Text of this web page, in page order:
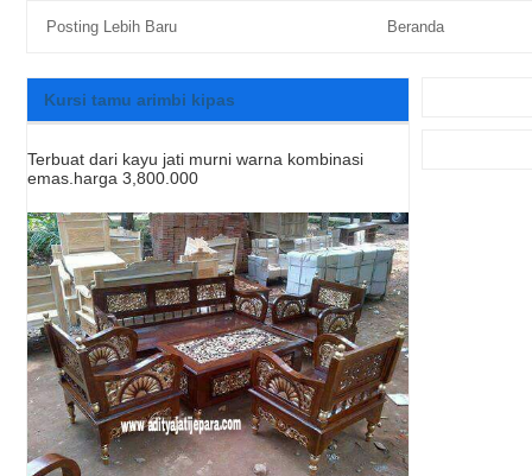
Posting Lebih Baru Beranda
Kursi tamu arimbi kipas
Terbuat dari kayu jati murni warna kombinasi
emas.harga 3,800.000